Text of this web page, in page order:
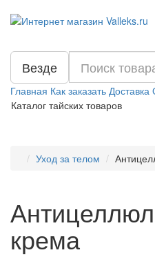
Везде
Главная Как заказать Доставка
Каталог тайских товаров
Уход за телом
крема